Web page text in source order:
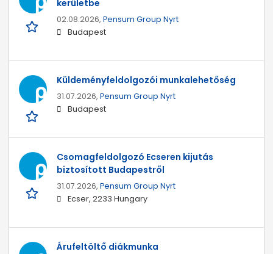
kerületbe
02.08.2026, Pensum Group Nyrt
Budapest
Küldeményfeldolgozói munkalehetőség
31.07.2026, Pensum Group Nyrt
Budapest
Csomagfeldolgozó Ecseren kijutás
biztosított Budapestről
31.07.2026, Pensum Group Nyrt
Ecser, 2233 Hungary
Árufeltöltő diákmunka